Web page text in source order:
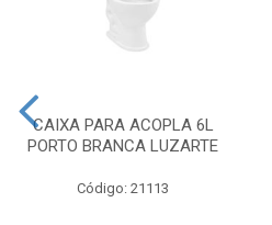
CAIXA PARA ACOPLA 6L
PORTO BRANCA LUZARTE
Código: 21113